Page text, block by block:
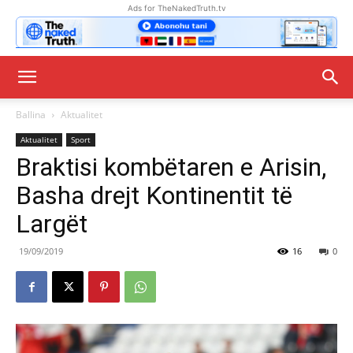
Ads for TheNakedTruth.tv
Ballina Aktualitet
Aktualitet Sport
Braktisi kombëtaren e Arisin,
Basha drejt Kontinentit të
Largët
19/09/2019 0
16